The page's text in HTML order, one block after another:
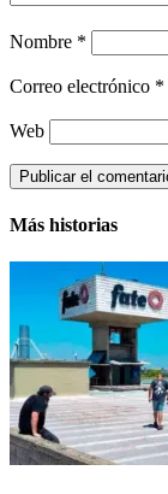
Nombre *
Correo electrónico *
Web
Más historias